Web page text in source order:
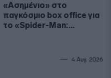
«Ασημένιο» στο
παγκόσμιο box office για
το «Spider-Man:
4 Αυγ. 2026